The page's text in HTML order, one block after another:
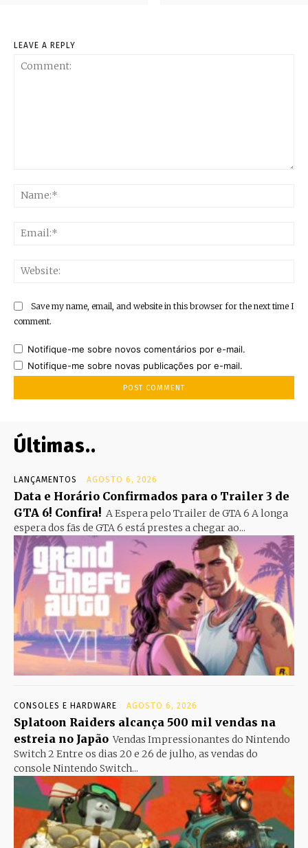
LEAVE A REPLY
Save my name, email, and website in this browser for the next time I
comment.
Notifique-me sobre novos comentários por e-mail.
Notifique-me sobre novas publicações por e-mail.
Últimas..
LANÇAMENTOS AGOSTO 6, 2026
Data e Horário Confirmados para o Trailer 3 de
GTA 6! Confira! A Espera pelo Trailer de GTA 6 A longa
espera dos fãs de GTA 6 está prestes a chegar ao...
CONSOLES E HARDWARE AGOSTO 6, 2026
Splatoon Raiders alcança 500 mil vendas na
estreia no Japão Vendas Impressionantes do Nintendo
Switch 2 Entre os dias 20 e 26 de julho, as vendas do
console Nintendo Switch...